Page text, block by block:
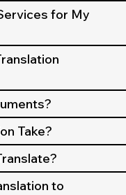
for My
Take?
to